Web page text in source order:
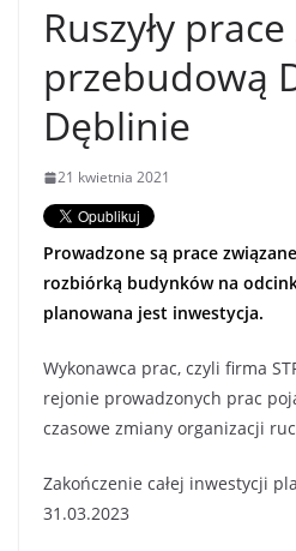
Ruszyły
przebudową
Dęblinie
21 kwietnia 2021
Prowadzone są prace
rozbiórką budynków na
planowana jest inwestycja.
Wykonawca prac, czyli firma
rejonie prowadzonych prac
czasowe zmiany organizacji
Zakończenie całej inwestycji
31.03.2023